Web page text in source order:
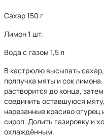
Сахар 150 г
Лимон 1 шт.
Вода с газом 1,5 л
В кастрюлю высыпать
полпучка мяты и сок
растворится до конца,
соединить оставшуюся
нарезанные красиво
сироп. Долить газировку и
охлаждённым.